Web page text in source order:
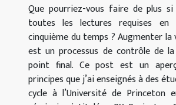
Que pourriez-vous faire de plus
toutes les lectures requises
cinquième du temps ? Augmenter
est un processus de contrôle de
point final. Ce post est un
principes que j’ai enseignés à des
cycle à l’Université de Princeton